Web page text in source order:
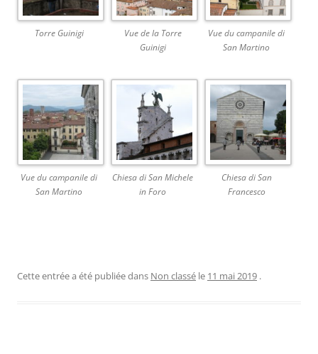
Torre Guinigi
Vue de la Torre
Guinigi
Vue du campanile di
San Martino
Vue du campanile di
San Martino
Chiesa di San Michele
in Foro
Chiesa di San
Francesco
Cette entrée a été publiée dans Non classé le 11 mai 2019 .